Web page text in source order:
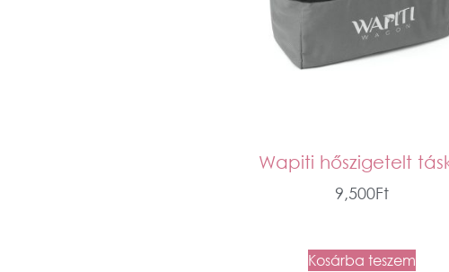
Wapiti hőszigetelt
9,500Ft
Kosárba teszem